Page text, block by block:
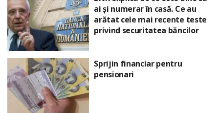
ai și numerar în casă. Ce au
arătat cele mai recente teste
privind securitatea băncilor
Sprijin financiar pentru
pensionari